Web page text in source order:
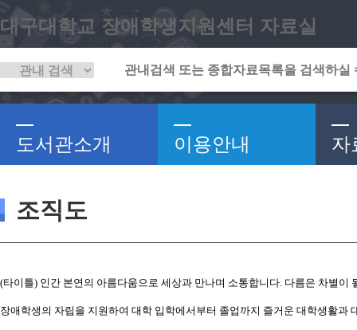
대구대학교 장애학생지원센터 자료실
도서관소개 이용안내 자
조직도
(타이틀) 인간 본연의 아름다움으로 세상과 만나며 소통합니다. 다름은 차별이
장애학생의 자립을 지원하여 대학 입학에서부터 졸업까지 즐거운 대학생활과